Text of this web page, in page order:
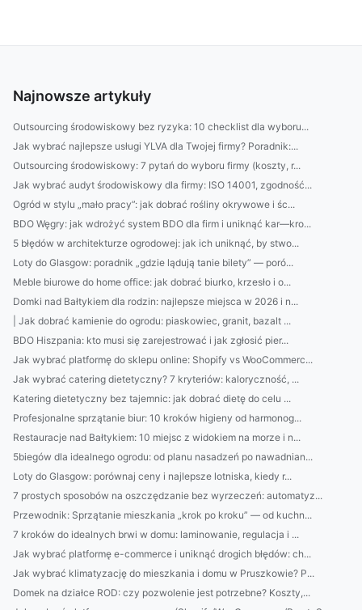
Najnowsze artykuły
Outsourcing środowiskowy bez ryzyka: 10 checklist dla wyboru...
Jak wybrać najlepsze usługi YLVA dla Twojej firmy? Poradnik:...
Outsourcing środowiskowy: 7 pytań do wyboru firmy (koszty, r...
Jak wybrać audyt środowiskowy dla firmy: ISO 14001, zgodność...
Ogród w stylu „mało pracy”: jak dobrać rośliny okrywowe i śc...
BDO Węgry: jak wdrożyć system BDO dla firm i uniknąć kar—kro...
5 błędów w architekturze ogrodowej: jak ich uniknąć, by stwo...
Loty do Glasgow: poradnik „gdzie lądują tanie bilety” — poró...
Meble biurowe do home office: jak dobrać biurko, krzesło i o...
Domki nad Bałtykiem dla rodzin: najlepsze miejsca w 2026 i n...
| Jak dobrać kamienie do ogrodu: piaskowiec, granit, bazalt ...
BDO Hiszpania: kto musi się zarejestrować i jak zgłosić pier...
Jak wybrać platformę do sklepu online: Shopify vs WooCommerc...
Jak wybrać catering dietetyczny? 7 kryteriów: kaloryczność, ...
Katering dietetyczny bez tajemnic: jak dobrać dietę do celu ...
Profesjonalne sprzątanie biur: 10 kroków higieny od harmonog...
Restauracje nad Bałtykiem: 10 miejsc z widokiem na morze i n...
5biegów dla idealnego ogrodu: od planu nasadzeń po nawadnian...
Loty do Glasgow: porównaj ceny i najlepsze lotniska, kiedy r...
7 prostych sposobów na oszczędzanie bez wyrzeczeń: automatyz...
Przewodnik: Sprzątanie mieszkania „krok po kroku” — od kuchn...
7 kroków do idealnych brwi w domu: laminowanie, regulacja i ...
Jak wybrać platformę e-commerce i uniknąć drogich błędów: ch...
Jak wybrać klimatyzację do mieszkania i domu w Pruszkowie? P...
Domek na działce ROD: czy pozwolenie jest potrzebne? Koszty,...